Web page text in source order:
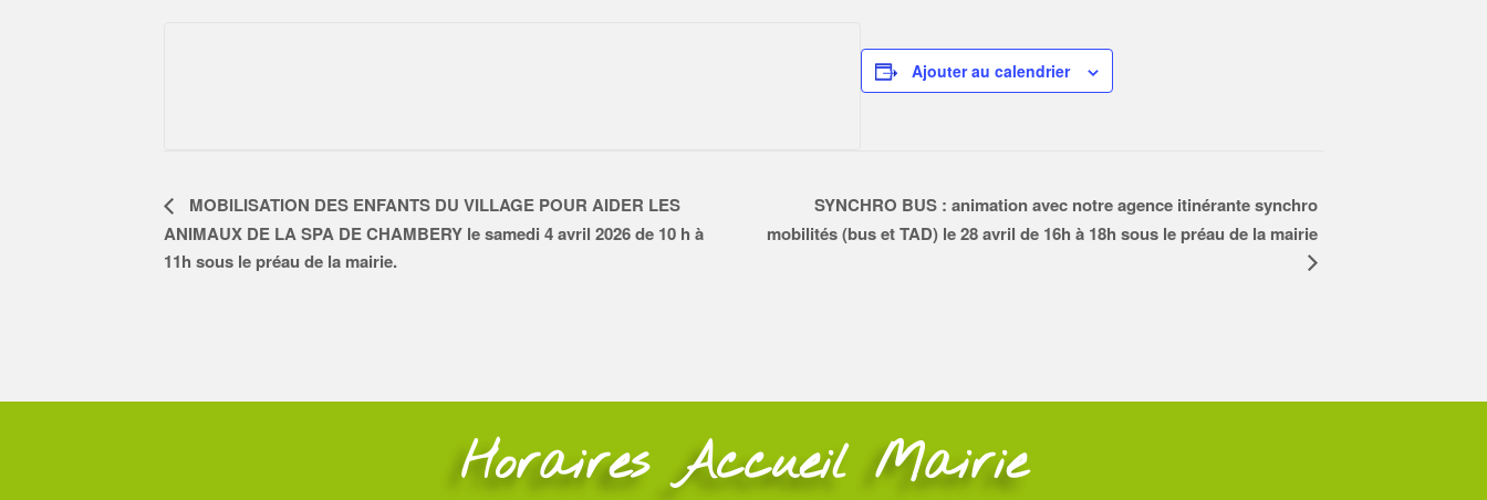
Ajouter au calendrier
N
a
v
i
o
MOBILISATION DES ENFANTS DU VILLAGE POUR AIDER LES
ANIMAUX DE LA SPA DE CHAMBERY le samedi 4 avril 2026 de 10 h à
11h sous le préau de la mairie.
SYNCHRO BUS : animation avec notre agence itinérante synchro
mobilités (bus et TAD) le 28 avril de 16h à 18h sous le préau de la mairie
Horaires Accueil Mairie